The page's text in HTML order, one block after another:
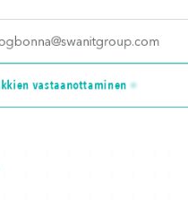
vastaanottaminen